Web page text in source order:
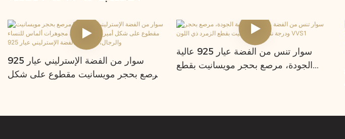
سوار من الفضة الإسترليني عيار 925
مرصع بحجر مويسانيت مقطوع على شكل
925
سوار تنس من الفضة عيار 925 عالية
الجودة، مرصع بحجر مويسانيت بقطع